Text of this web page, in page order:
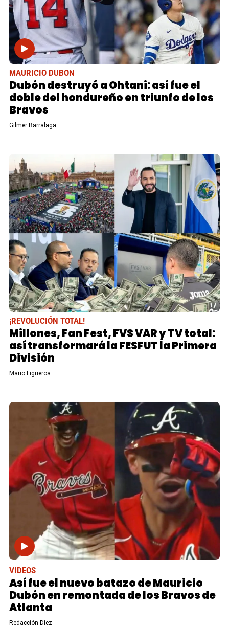
MAURICIO DUBON
Dubón destruyó a Ohtani: así fue el
doble del hondureño en triunfo de los
Bravos
Gilmer Barralaga
¡REVOLUCIÓN TOTAL!
Millones, Fan Fest, FVS VAR y TV total:
así transformará la FESFUT la Primera
División
Mario Figueroa
VIDEOS
Así fue el nuevo batazo de Mauricio
Dubón en remontada de los Bravos de
Atlanta
Redacción Diez